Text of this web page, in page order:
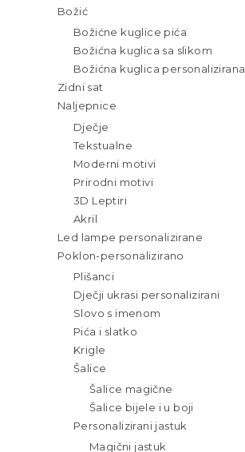
Božić
Božićne kuglice pića
Božićna kuglica sa slikom
Božićna kuglica personalizirana
Zidni sat
Naljepnice
Dječje
Tekstualne
Moderni motivi
Prirodni motivi
3D Leptiri
Akril
Led lampe personalizirane
Poklon-personalizirano
Plišanci
Dječji ukrasi personalizirani
Slovo s imenom
Pića i slatko
Krigle
Šalice
Šalice magične
Šalice bijele i u boji
Personalizirani jastuk
Magični jastuk